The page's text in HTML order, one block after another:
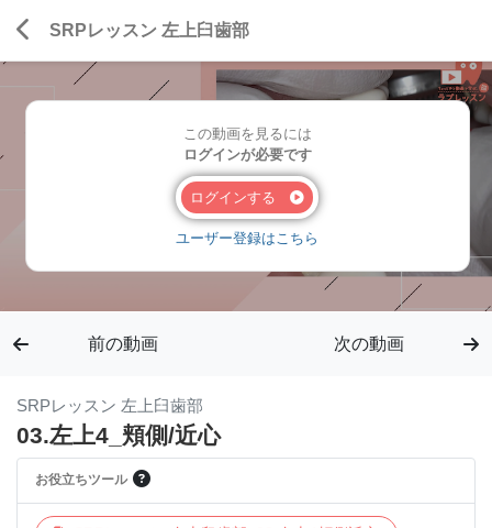
SRPレッスン 左上臼歯部
この動画を見るには
ログインが必要です
ログインする
ユーザー登録はこちら
前の動画 次の動画
SRPレッスン 左上臼歯部
03.左上4_頬側/近心
お役立ちツール